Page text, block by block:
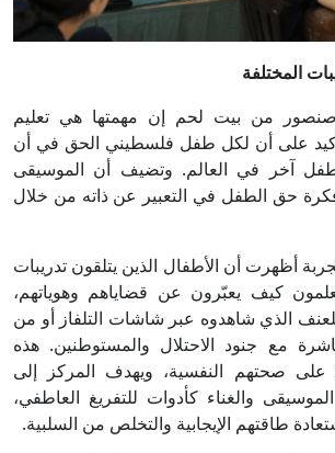
المختلفة
صنصور من بيت لحم إن مهمتها هي تعليم
على أن لكل طفل فلسطيني الحق في أن
آخر في العالم. وتضيف أن الموسيقى
حق الطفل في التعبير عن ذاته من خلال
أظهرت أن الأطفال الذين يتلقون تدريبات
كيف يعبّرون عن قضاياهم وهوياتهم،
الذي شاهدوه عبر شاشات التلفاز أو من
مع جنود الاحتلال والمستوطنين. هذه
على صحتهم النفسية، ويهدف المركز إلى
والغناء كأدوات للتفريغ العاطفي،
طاقتهم الإيجابية والتخلص من السلبية.